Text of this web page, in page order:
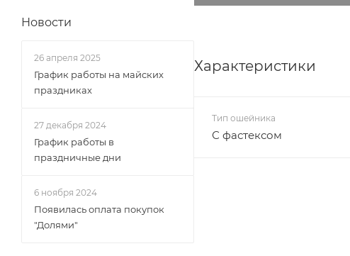
Характеристики
Тип ошейника
С фастексом
Новости
26 апреля 2025
График работы на майских
праздниках
27 декабря 2024
График работы в
праздничные дни
6 ноября 2024
Появилась оплата покупок
"Долями"